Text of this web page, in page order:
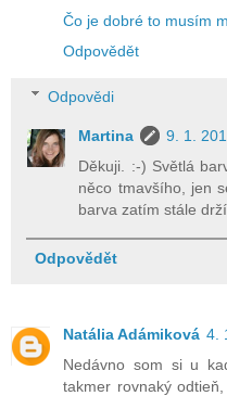
Čo je dobré to musím
Odpovědět
Odpovědi
Martina
9. 1.
Děkuji. :-) Světlá
něco tmavšího, jen
barva zatím stále
Odpovědět
Natália Adámiková 4.
Nedávno som si u
takmer rovnaký